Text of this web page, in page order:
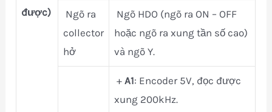
được)
Ngõ ra
collector
hở
Ngõ HDO (ngõ ra ON – OFF
hoặc ngõ ra xung tần số cao)
và ngõ Y.
+A1: Encoder 5V, đọc được
xung 200kHz.